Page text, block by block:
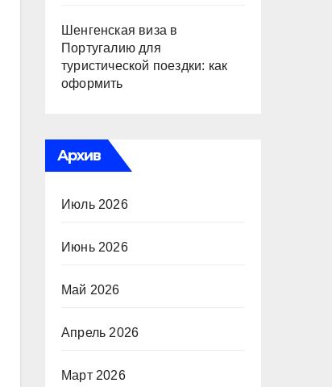
Шенгенская виза в
Португалию для
туристической поездки: как
оформить
Архив
Июль 2026
Июнь 2026
Май 2026
Апрель 2026
Март 2026